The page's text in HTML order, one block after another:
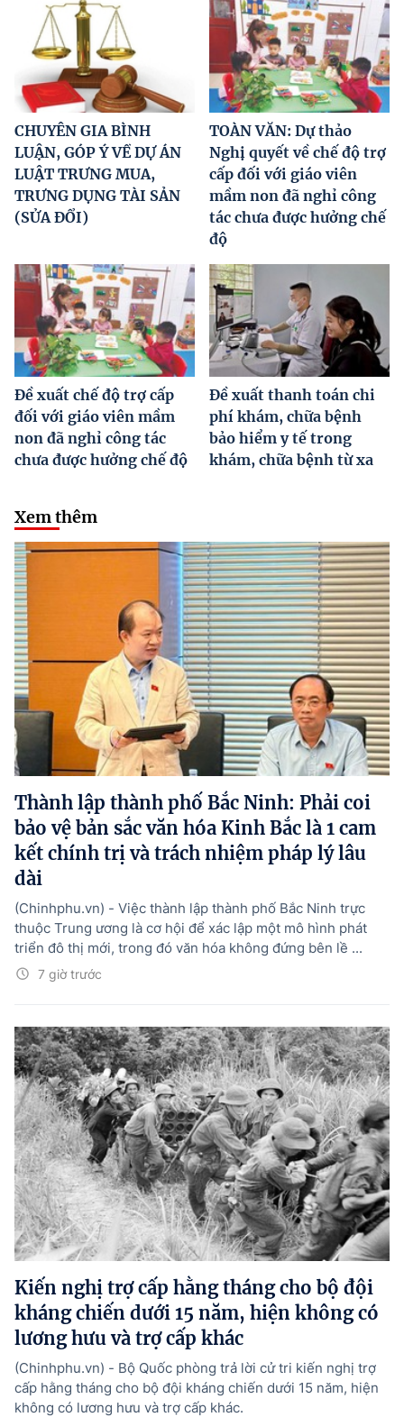
CHUYÊN GIA BÌNH
LUẬN, GÓP Ý VỀ DỰ ÁN
LUẬT TRƯNG MUA,
TRƯNG DỤNG TÀI SẢN
(SỬA ĐỔI)
TOÀN VĂN: Dự thảo
Nghị quyết về chế độ trợ
cấp đối với giáo viên
mầm non đã nghỉ công
tác chưa được hưởng chế
độ
Đề xuất chế độ trợ cấp
đối với giáo viên mầm
non đã nghỉ công tác
chưa được hưởng chế độ
Đề xuất thanh toán chi
phí khám, chữa bệnh
bảo hiểm y tế trong
khám, chữa bệnh từ xa
Xem thêm
Thành lập thành phố Bắc Ninh: Phải coi
bảo vệ bản sắc văn hóa Kinh Bắc là 1 cam
kết chính trị và trách nhiệm pháp lý lâu
dài
7 giờ trước
(Chinhphu.vn) - Việc thành lập thành phố Bắc Ninh trực
thuộc Trung ương là cơ hội để xác lập một mô hình phát
triển đô thị mới, trong đó văn hóa không đứng bên lề ...
Kiến nghị trợ cấp hằng tháng cho bộ đội
kháng chiến dưới 15 năm, hiện không có
lương hưu và trợ cấp khác
(Chinhphu.vn) - Bộ Quốc phòng trả lời cử tri kiến nghị trợ
cấp hằng tháng cho bộ đội kháng chiến dưới 15 năm, hiện
không có lương hưu và trợ cấp khác.